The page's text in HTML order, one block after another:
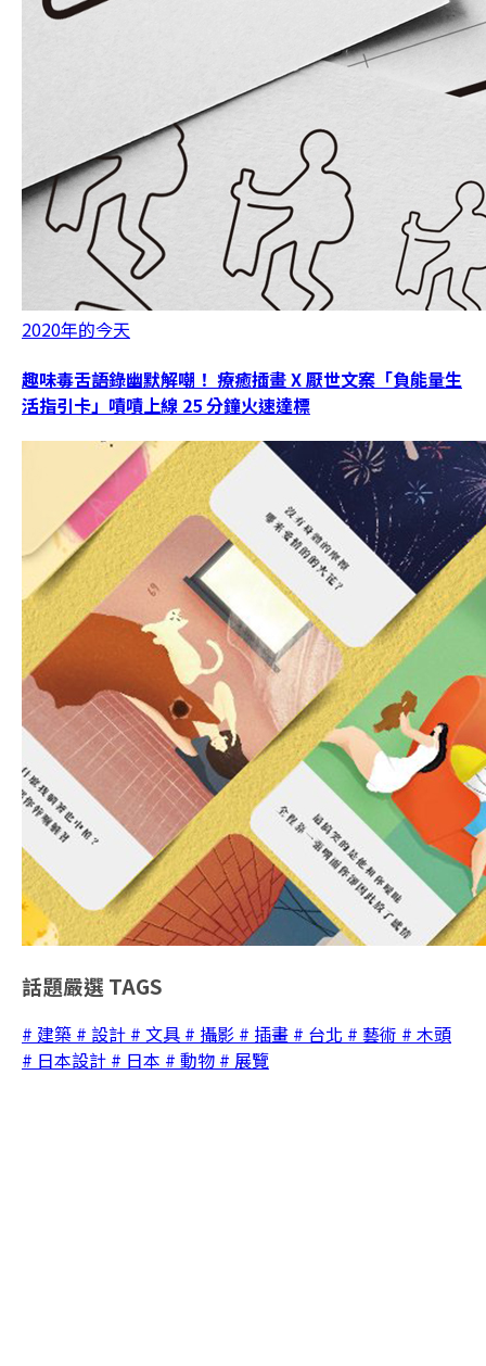
2020年的今天
趣味毒舌語錄幽默解嘲！ 療癒插畫 X 厭世文案「負能量生
活指引卡」嘖嘖上線 25 分鐘火速達標
話題嚴選 TAGS
# 建築 # 設計 # 文具 # 攝影 # 插畫 # 台北 # 藝術 # 木頭
# 日本設計 # 日本 # 動物 # 展覽